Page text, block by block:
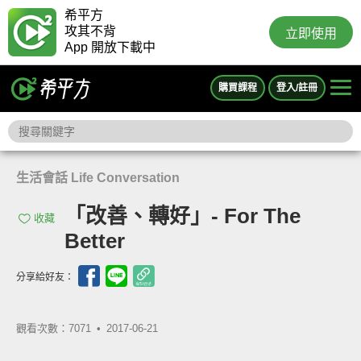
希平方
攻其不背
App 開放下載中
立即使用
購買課程 登入/註冊
生活會話 Life Conversation
收藏
「改善、轉好」- For The
Better
分享給好友：
觀看次數：7071 • 2017-06-21